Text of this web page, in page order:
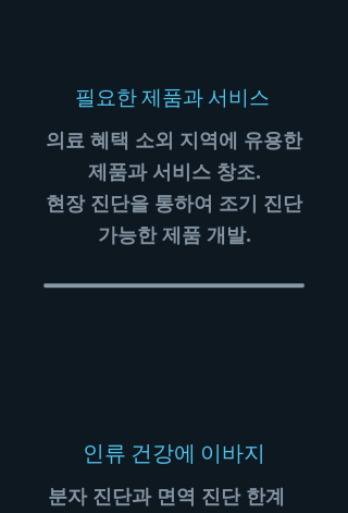
​필요한 제품과 서비스
의료 혜택 소외 지역에 유용한
제품과 서비스 창조.
현장 진단을 통하여 조기 진단
가능한 제품 개발.
​인류 건강에 이바지
​분자 진단과 면역 진단 한계